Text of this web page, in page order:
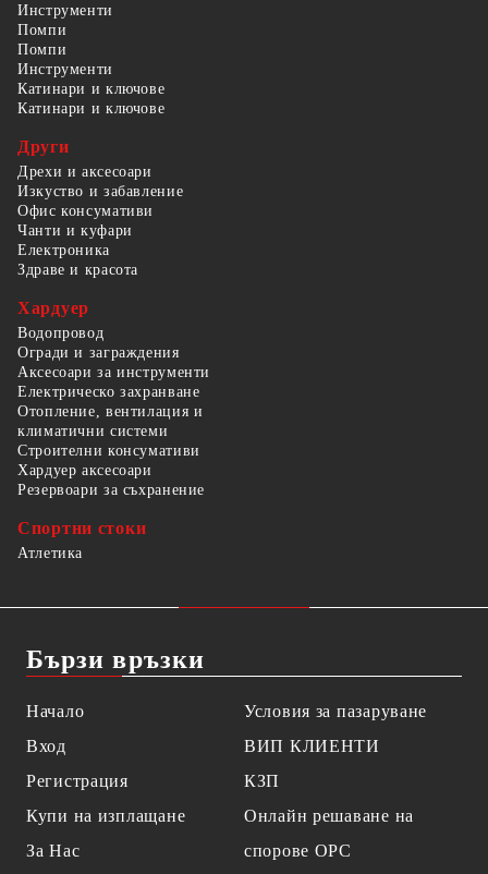
Инструменти
Помпи
Помпи
Инструменти
Катинари и ключове
Катинари и ключове
Други
Дрехи и аксесоари
Изкуство и забавление
Офис консумативи
Чанти и куфари
Електроника
Здраве и красота
Хардуер
Водопровод
Огради и заграждения
Аксесоари за инструменти
Електрическо захранване
Отопление, вентилация и
климатични системи
Строителни консумативи
Хардуер аксесоари
Резервоари за съхранение
Спортни стоки
Атлетика
Бързи връзки
Начало
Вход
Регистрация
Купи на изплащане
За Нас
Условия за пазаруване
ВИП КЛИЕНТИ
КЗП
Онлайн решаване на
спорове OPC